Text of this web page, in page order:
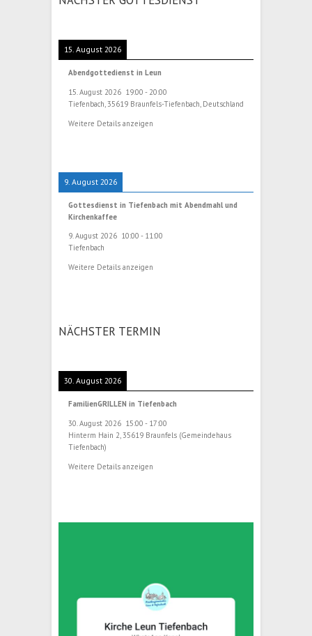
15. August 2026
Abendgottedienst in Leun
15. August 2026 19:00 - 20:00
Tiefenbach, 35619 Braunfels-Tiefenbach, Deutschland
Weitere Details anzeigen
9. August 2026
Gottesdienst in Tiefenbach mit Abendmahl und
Kirchenkaffee
9. August 2026 10:00 - 11:00
Tiefenbach
Weitere Details anzeigen
NÄCHSTER TERMIN
30. August 2026
FamilienGRILLEN in Tiefenbach
30. August 2026 15:00 - 17:00
Hinterm Hain 2, 35619 Braunfels (Gemeindehaus
Tiefenbach)
Weitere Details anzeigen